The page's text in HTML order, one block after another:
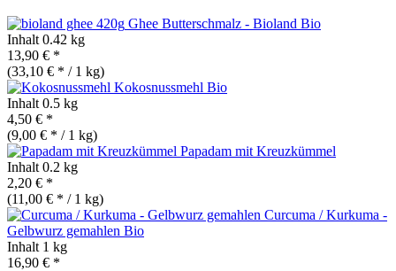
Ghee Butterschmalz - Bioland Bio
Inhalt 0.42 kg
13,90 € *
(33,10 € * / 1 kg)
Kokosnussmehl Bio
Inhalt 0.5 kg
4,50 € *
(9,00 € * / 1 kg)
Papadam mit Kreuzkümmel
Inhalt 0.2 kg
2,20 € *
(11,00 € * / 1 kg)
Curcuma / Kurkuma -
Gelbwurz gemahlen Bio
Inhalt 1 kg
16,90 € *